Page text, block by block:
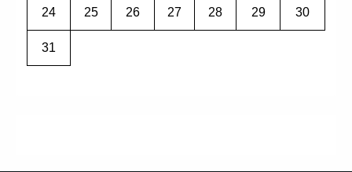
24 25 26 27 28 29 30
31